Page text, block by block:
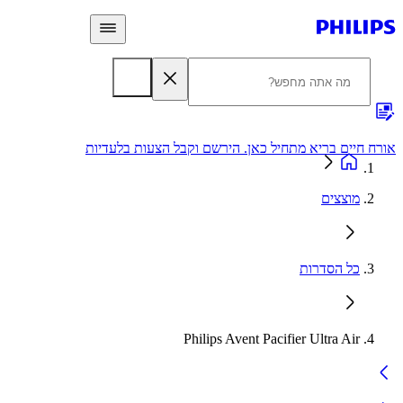
חיים בריא מתחיל כאן. הירשם וקבל הצעות בלעדיות
מוצצים
כל הסדרות
Philips Avent Pacifier Ultra Air